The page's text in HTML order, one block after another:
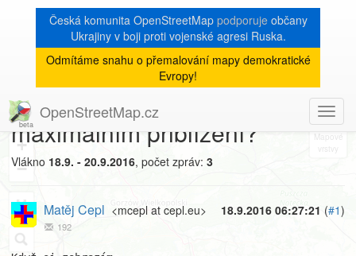
Česká komunita OpenStreetMap podporujeobčany
Ukrajiny v boji proti vojenské agresi Ruska.
Odmítáme snahu o přemalování mapy demokratické
Evropy!
OpenStreetMap.cz
8
+
−
« zpět na výpis měsíce
[Talk-cz]
Recyklace neviditelná při
maximálním přiblížení?
Vlákno 18.9. - 20.9.2016, počet zpráv: 3
18.9.2016 06:27:21 (#1)
Matěj Cepl <mcepl at cepl.eu>
192